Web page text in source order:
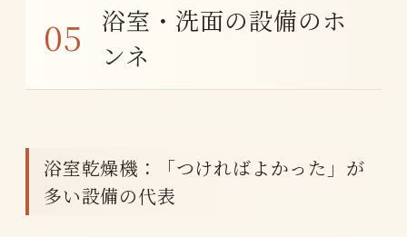
浴室・洗面の設備のホ
ンネ
浴室乾燥機：「つければよかった」が
多い設備の代表